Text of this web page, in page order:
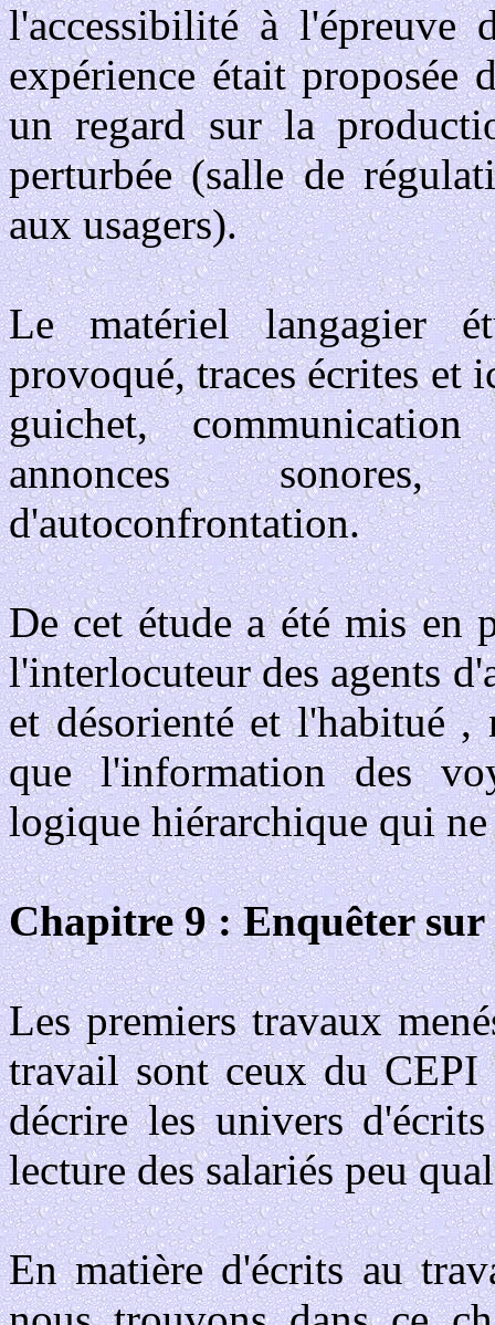
l'accessibilité à l'épreuve
expérience était proposée
un regard sur la
perturbée (salle de
aux usagers).
Le matériel langagier
provoqué, traces écrites et
guichet,
annonces sonores,
d'autoconfrontation.
De cet étude a été mis en
l'interlocuteur des agents
et désorienté et l'habitué ,
que l'information des
logique hiérarchique qui
Chapitre 9 : Enquêter
Les premiers travaux
travail sont ceux du
décrire les univers
lecture des salariés peu
En matière d'écrits au